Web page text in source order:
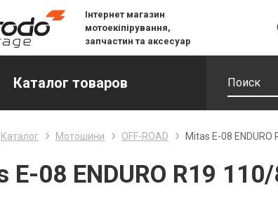
Інтернет магазин
мотоекіпірування,
запчастин та аксесуар
Каталог товаров
Каталог Мотошини OFF-ROAD Mitas E-08
E-08 ENDURO R19